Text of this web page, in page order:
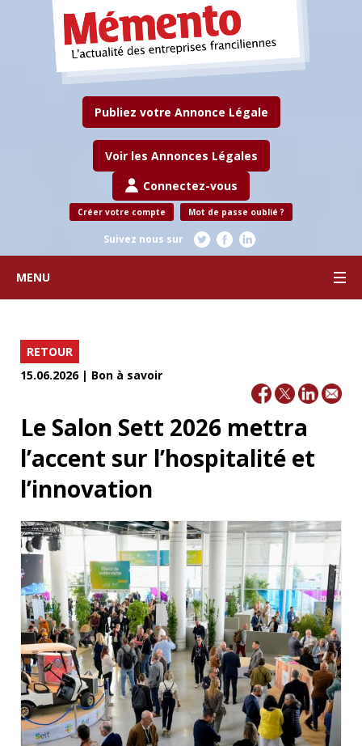
Publiez votre Annonce Légale
Voir les Annonces Légales
Connectez-vous
Créer votre compte Mot de passe oublié ?
Suivez nous sur
MENU
RETOUR
15.06.2026 | Bon à savoir
Le Salon Sett 2026 mettra
l’accent sur l’hospitalité et
l’innovation